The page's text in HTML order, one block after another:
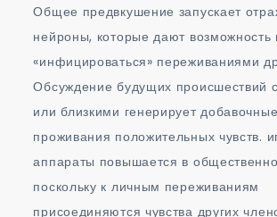
Общее предвкушение запускает
нейроны, которые дают возможность
«инфицироваться» переживаниями
Обсуждение будущих происшествий
или близкими генерирует
проживания положительных чувств.
аппараты повышается в
поскольку к личным переживаниям
присоединяются чувства других